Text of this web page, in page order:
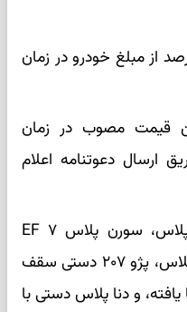
واریز حداقل ۵۰ درصد از مبلغ خودرو در زمان
قیمت مصوب در زمان
ارسال دعوتنامه اعلام
مدل‌های عرضه‌شده: تارا V ۱ پلاس، سورن پلاس EF ۷
دوگانه‌سوز، سورن پلاس TU ۵ پلاس، پژو ۲۰۷ دستی سقف
یافته، و دنا پلاس دستی با